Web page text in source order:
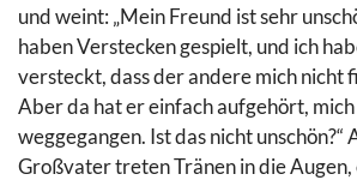
und weint: „Mein Freund ist sehr
haben Verstecken gespielt, und ich
versteckt, dass der andere mich nicht
Aber da hat er einfach aufgehört, mich
weggegangen. Ist das nicht unschön?“
Großvater treten Tränen in die